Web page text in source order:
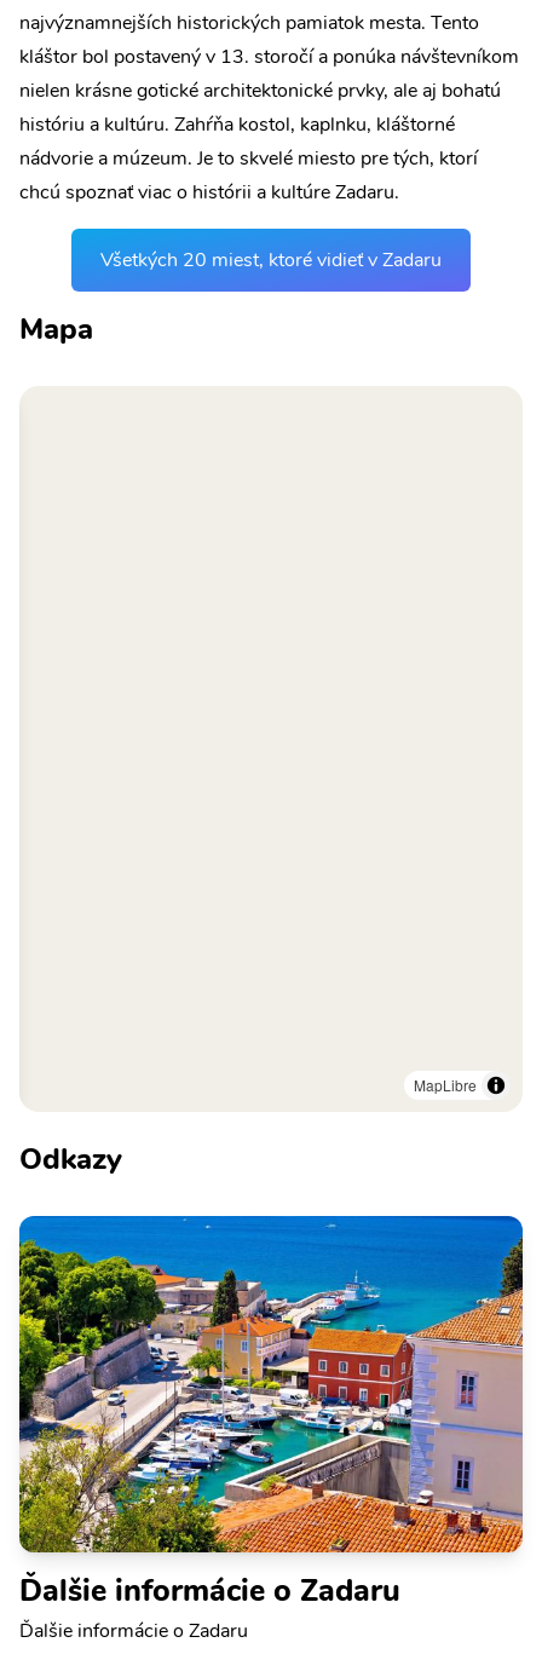
najvýznamnejších historických pamiatok mesta. Tento
kláštor bol postavený v 13. storočí a ponúka návštevníkom
nielen krásne gotické architektonické prvky, ale aj bohatú
históriu a kultúru. Zahŕňa kostol, kaplnku, kláštorné
nádvorie a múzeum. Je to skvelé miesto pre tých, ktorí
chcú spoznať viac o histórii a kultúre Zadaru.
Všetkých 20 miest, ktoré vidieť v Zadaru
Mapa
MapLibre
Odkazy
Ďalšie informácie o Zadaru
Ďalšie informácie o Zadaru